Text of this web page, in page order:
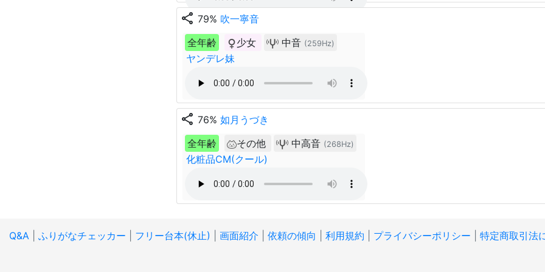
share 79% 吹一寧音
全年齢
少女 中音 (259Hz)
ヤンデレ妹
share 76% 如月うづき
全年齢
その他 中高音 (268Hz)
化粧品CM(クール)
Q&A ふりがなチェッカー フリー台本(休止) 画面紹介 依頼の傾向 利用規約 プライバシーポリシー 特定商取引法